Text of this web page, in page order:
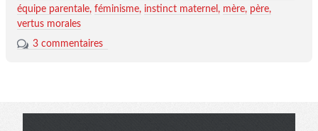
équipe parentale féminisme instinct maternel mère père
vertus morales
3 commentaires